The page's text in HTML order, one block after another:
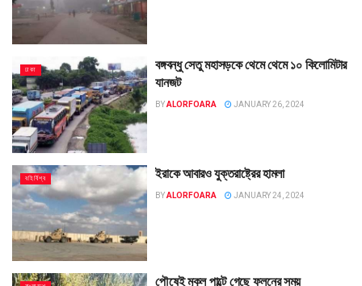
ঢাকা
বঙ্গবন্ধু সেতু মহাসড়কে থেমে থেমে ১০ কিলোমিটার
যানজট
BYALORFOARA JANUARY 26, 2024
বহির্বিশ্ব ইরাকে আবারও যুক্তরাষ্ট্রের হামলা
BYALORFOARA JANUARY 24, 2024
পৌষেই মুকুল পাল্টে গেছে ফলনের সময়